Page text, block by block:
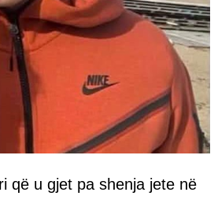
që u gjet pa shenja jete në